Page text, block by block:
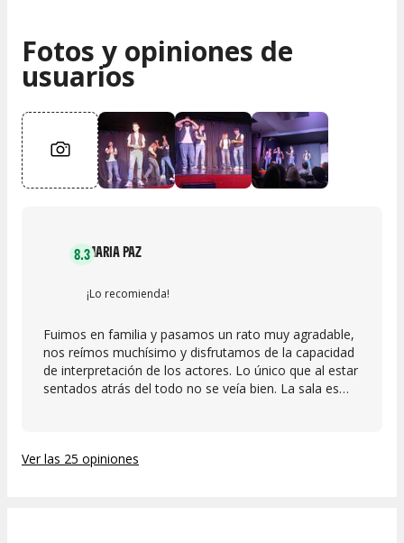
Fotos y opiniones de
usuarios
8.3MARIA PAZ
¡Lo recomienda!
Fuimos en familia y pasamos un rato muy agradable,
nos reímos muchísimo y disfrutamos de la capacidad
de interpretación de los actores. Lo único que al estar
sentados atrás del todo no se veía bien. La sala es
Ver las 25 opiniones